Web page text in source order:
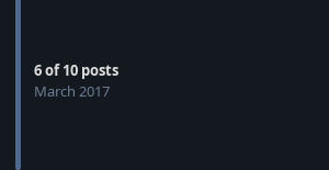
6of10 posts
March 2017